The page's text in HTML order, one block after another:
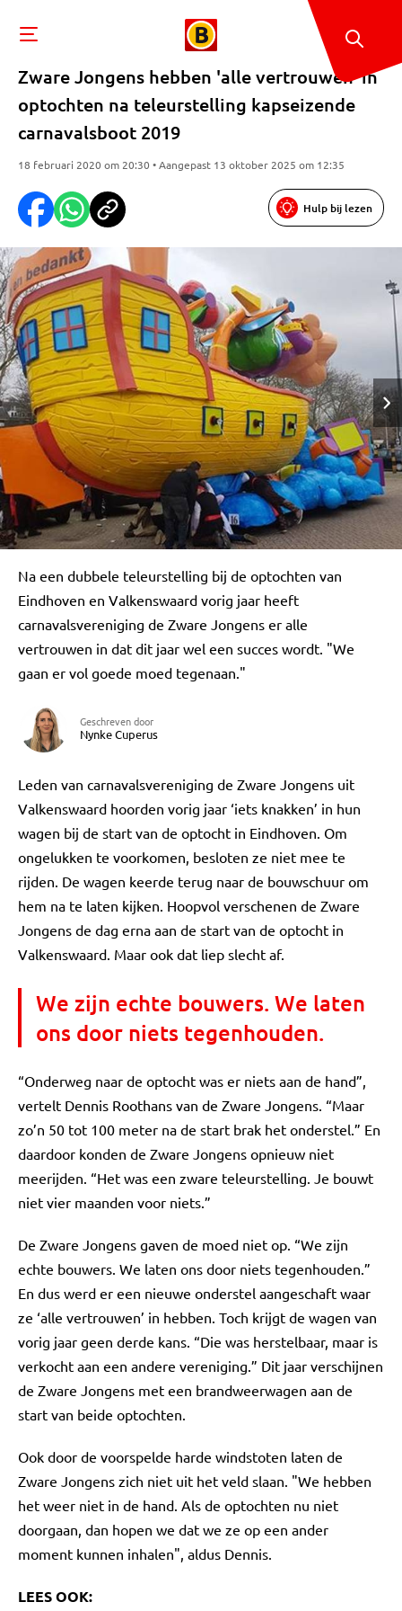
Zware Jongens hebben 'alle vertrouwen' in
optochten na teleurstelling kapseizende
carnavalsboot 2019
18 februari 2020 om 20:30 • Aangepast 13 oktober 2025 om 12:35
Hulp bij lezen
Na een dubbele teleurstelling bij de optochten van
Eindhoven en Valkenswaard vorig jaar heeft
carnavalsvereniging de Zware Jongens er alle
vertrouwen in dat dit jaar wel een succes wordt. "We
gaan er vol goede moed tegenaan."
Geschreven door
Nynke Cuperus
Leden van carnavalsvereniging de Zware Jongens uit
Valkenswaard hoorden vorig jaar ‘iets knakken’ in hun
wagen bij de start van de optocht in Eindhoven. Om
ongelukken te voorkomen, besloten ze niet mee te
rijden. De wagen keerde terug naar de bouwschuur om
hem na te laten kijken. Hoopvol verschenen de Zware
Jongens de dag erna aan de start van de optocht in
Valkenswaard. Maar ook dat liep slecht af.
We zijn echte bouwers. We laten
ons door niets tegenhouden.
“Onderweg naar de optocht was er niets aan de hand”,
vertelt Dennis Roothans van de Zware Jongens. “Maar
zo’n 50 tot 100 meter na de start brak het onderstel.” En
daardoor konden de Zware Jongens opnieuw niet
meerijden. “Het was een zware teleurstelling. Je bouwt
niet vier maanden voor niets.”
De Zware Jongens gaven de moed niet op. “We zijn
echte bouwers. We laten ons door niets tegenhouden.”
En dus werd er een nieuwe onderstel aangeschaft waar
ze ‘alle vertrouwen’ in hebben. Toch krijgt de wagen van
vorig jaar geen derde kans. “Die was herstelbaar, maar is
verkocht aan een andere vereniging.” Dit jaar verschijnen
de Zware Jongens met een brandweerwagen aan de
start van beide optochten.
Ook door de voorspelde harde windstoten laten de
Zware Jongens zich niet uit het veld slaan. "We hebben
het weer niet in de hand. Als de optochten nu niet
doorgaan, dan hopen we dat we ze op een ander
moment kunnen inhalen", aldus Dennis.
LEES OOK: